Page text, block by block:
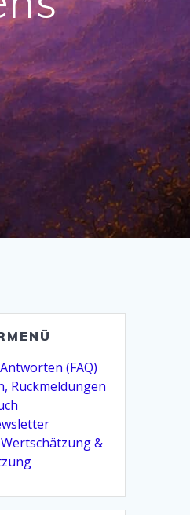
(FAQ)
Rückmeldungen
&